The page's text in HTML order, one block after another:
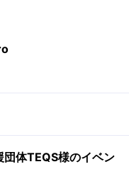
体TEQS様のイベン